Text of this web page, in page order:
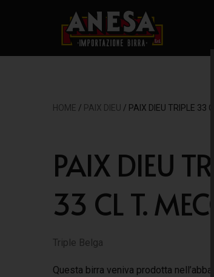
HOME / PAIX DIEU / PAIX DIEU TRIPLE 33
PAIX DIEU
33 CL T. MECC.
Triple Belga
Questa birra veniva prodotta